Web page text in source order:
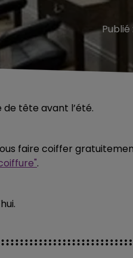
Publié
tête avant l’été.
faire coiffer
.